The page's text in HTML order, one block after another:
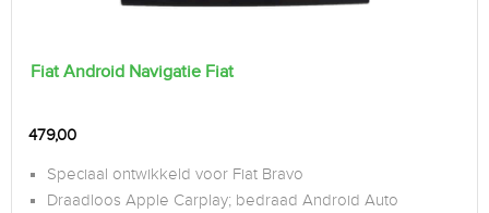
Fiat Android Navigatie Fiat
479,00
Speciaal ontwikkeld voor Fiat Bravo
Draadloos Apple Carplay; bedraad Android Auto